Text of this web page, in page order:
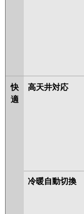
快
適
高天井対応
冷暖自動切換